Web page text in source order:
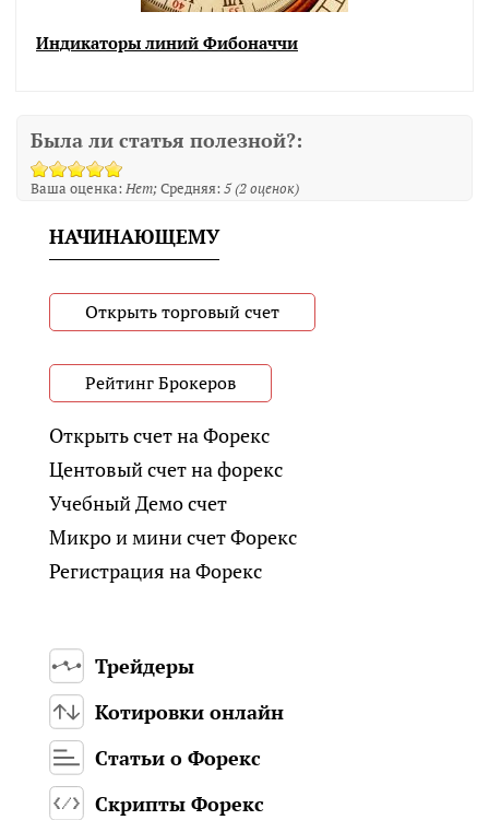
Индикаторы линий Фибоначчи
Была ли статья полезной?:
Ваша оценка:Нет Средняя:5(2оценок)
НАЧИНАЮЩЕМУ
Открыть торговый счет
Рейтинг Брокеров
Открыть счет на Форекс
Центовый счет на форекс
Учебный Демо счет
Микро и мини счет Форекс
Регистрация на Форекс
Трейдеры
Котировки онлайн
Статьи о Форекс
Скрипты Форекс